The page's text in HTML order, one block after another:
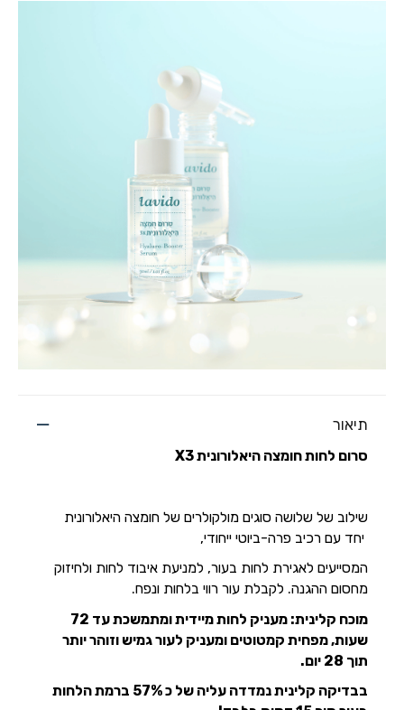
תיאור
סרום לחות חומצה היאלורונית X3
שילוב של שלושה סוגים מולקולרים של חומצה היאלורונית
יחד עם רכיב פרה-ביוטי ייחודי,
המסייעים לאגירת לחות בעור, למניעת איבוד לחות ולחיזוק
מחסום ההגנה. לקבלת עור רווי בלחות ונפח.
מוכח קלינית: מעניק לחות מיידית ומתמשכת עד 72
שעות, מפחית קמטוטים ומעניק לעור גמיש וזוהר יותר
תוך 28 יום.
בבדיקה קלינית נמדדה עליה של כ 57% ברמת הלחות